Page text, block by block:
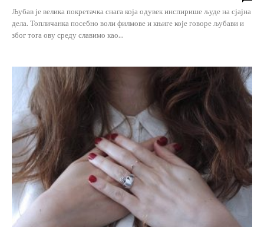
Љубав је велика покретачка снага која одувек инспирише људе на сјајна
дела. Топличанка посебно воли филмове и књиге које говоре љубави и
због тога ову среду славимо као...